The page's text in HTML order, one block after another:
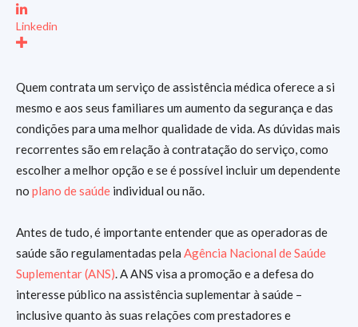
Linkedin
Quem contrata um serviço de assistência médica oferece a si
mesmo e aos seus familiares um aumento da segurança e das
condições para uma melhor qualidade de vida. As dúvidas mais
recorrentes são em relação à contratação do serviço, como
escolher a melhor opção e se é possível incluir um dependente
no plano de saúde individual ou não.
Antes de tudo, é importante entender que as operadoras de
saúde são regulamentadas pela Agência Nacional de Saúde
Suplementar (ANS) . A ANS visa a promoção e a defesa do
interesse público na assistência suplementar à saúde –
inclusive quanto às suas relações com prestadores e